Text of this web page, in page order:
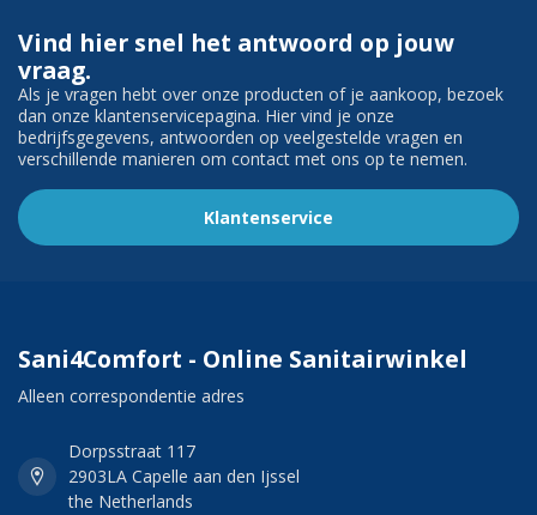
Vind hier snel het antwoord op jouw
vraag.
Als je vragen hebt over onze producten of je aankoop, bezoek
dan onze klantenservicepagina. Hier vind je onze
bedrijfsgegevens, antwoorden op veelgestelde vragen en
verschillende manieren om contact met ons op te nemen.
Klantenservice
Sani4Comfort - Online Sanitairwinkel
Alleen correspondentie adres
Dorpsstraat 117
2903LA Capelle aan den Ijssel
the Netherlands